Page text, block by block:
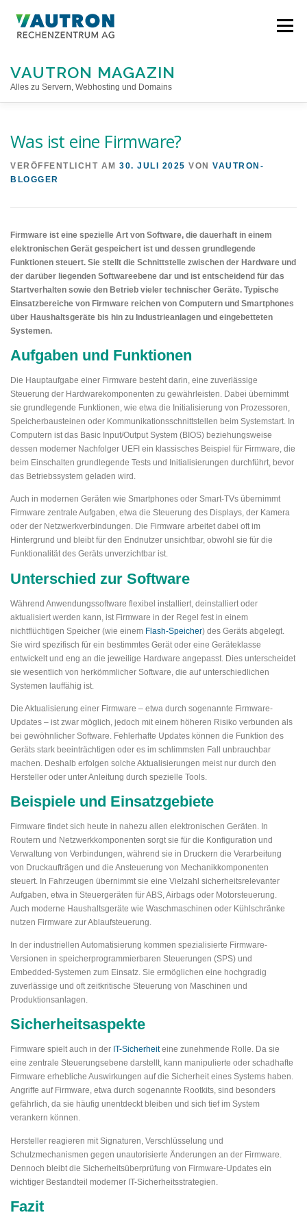
Inhalt
VAUTRON MAGAZIN
Alles zu Servern, Webhosting und Domains
Menü
Was ist eine Firmware?
VERÖFFENTLICHT AM 30. JULI 2025 VON VAUTRON-
BLOGGER
Firmware ist eine spezielle Art von Software, die dauerhaft in einem
elektronischen Gerät gespeichert ist und dessen grundlegende
Funktionen steuert. Sie stellt die Schnittstelle zwischen der Hardware und
der darüber liegenden Softwareebene dar und ist entscheidend für das
Startverhalten sowie den Betrieb vieler technischer Geräte. Typische
Einsatzbereiche von Firmware reichen von Computern und Smartphones
über Haushaltsgeräte bis hin zu Industrieanlagen und eingebetteten
Systemen.
Aufgaben und Funktionen
Die Hauptaufgabe einer Firmware besteht darin, eine zuverlässige
Steuerung der Hardwarekomponenten zu gewährleisten. Dabei übernimmt
sie grundlegende Funktionen, wie etwa die Initialisierung von Prozessoren,
Speicherbausteinen oder Kommunikationsschnittstellen beim Systemstart. In
Computern ist das Basic Input/Output System (BIOS) beziehungsweise
dessen moderner Nachfolger UEFI ein klassisches Beispiel für Firmware, die
beim Einschalten grundlegende Tests und Initialisierungen durchführt, bevor
das Betriebssystem geladen wird.
Auch in modernen Geräten wie Smartphones oder Smart-TVs übernimmt
Firmware zentrale Aufgaben, etwa die Steuerung des Displays, der Kamera
oder der Netzwerkverbindungen. Die Firmware arbeitet dabei oft im
Hintergrund und bleibt für den Endnutzer unsichtbar, obwohl sie für die
Funktionalität des Geräts unverzichtbar ist.
Unterschied zur Software
Während Anwendungssoftware flexibel installiert, deinstalliert oder
aktualisiert werden kann, ist Firmware in der Regel fest in einem
nichtflüchtigen Speicher (wie einem Flash-Speicher) des Geräts abgelegt.
Sie wird spezifisch für ein bestimmtes Gerät oder eine Geräteklasse
entwickelt und eng an die jeweilige Hardware angepasst. Dies unterscheidet
sie wesentlich von herkömmlicher Software, die auf unterschiedlichen
Systemen lauffähig ist.
Die Aktualisierung einer Firmware – etwa durch sogenannte Firmware-
Updates – ist zwar möglich, jedoch mit einem höheren Risiko verbunden als
bei gewöhnlicher Software. Fehlerhafte Updates können die Funktion des
Geräts stark beeinträchtigen oder es im schlimmsten Fall unbrauchbar
machen. Deshalb erfolgen solche Aktualisierungen meist nur durch den
Hersteller oder unter Anleitung durch spezielle Tools.
Beispiele und Einsatzgebiete
Firmware findet sich heute in nahezu allen elektronischen Geräten. In
Routern und Netzwerkkomponenten sorgt sie für die Konfiguration und
Verwaltung von Verbindungen, während sie in Druckern die Verarbeitung
von Druckaufträgen und die Ansteuerung von Mechanikkomponenten
steuert. In Fahrzeugen übernimmt sie eine Vielzahl sicherheitsrelevanter
Aufgaben, etwa in Steuergeräten für ABS, Airbags oder Motorsteuerung.
Auch moderne Haushaltsgeräte wie Waschmaschinen oder Kühlschränke
nutzen Firmware zur Ablaufsteuerung.
In der industriellen Automatisierung kommen spezialisierte Firmware-
Versionen in speicherprogrammierbaren Steuerungen (SPS) und
Embedded-Systemen zum Einsatz. Sie ermöglichen eine hochgradig
zuverlässige und oft zeitkritische Steuerung von Maschinen und
Produktionsanlagen.
Sicherheitsaspekte
Firmware spielt auch in der IT-Sicherheiteine zunehmende Rolle. Da sie
eine zentrale Steuerungsebene darstellt, kann manipulierte oder schadhafte
Firmware erhebliche Auswirkungen auf die Sicherheit eines Systems haben.
Angriffe auf Firmware, etwa durch sogenannte Rootkits, sind besonders
gefährlich, da sie häufig unentdeckt bleiben und sich tief im System
verankern können.
Hersteller reagieren mit Signaturen, Verschlüsselung und
Schutzmechanismen gegen unautorisierte Änderungen an der Firmware.
Dennoch bleibt die Sicherheitsüberprüfung von Firmware-Updates ein
wichtiger Bestandteil moderner IT-Sicherheitsstrategien.
Fazit